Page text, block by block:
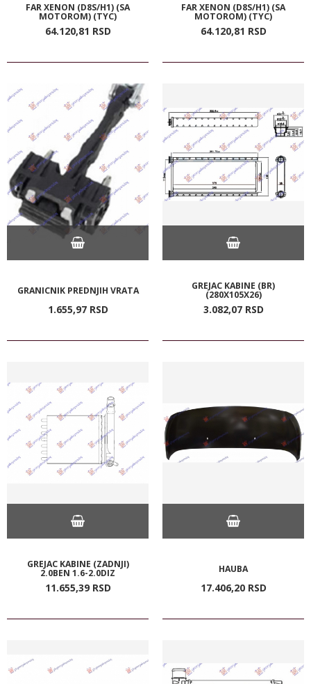
FAR XENON (D8S/H1) (SA
MOTOROM) (TYC)
64.120,81 RSD
FAR XENON (D8S/H1) (SA
MOTOROM) (TYC)
64.120,81 RSD
GRANICNIK PREDNJIH VRATA
1.655,97 RSD
GREJAC KABINE (BR)
(280X105X26)
3.082,07 RSD
GREJAC KABINE (ZADNJI)
2.0BEN 1.6-2.0DIZ
11.655,39 RSD
HAUBA
17.406,20 RSD